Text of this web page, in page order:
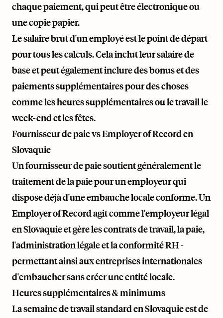
chaque paiement, qui peut être électronique ou
une copie papier.
Le salaire brut d'un employé est le point de départ
pour tous les calculs. Cela inclut leur salaire de
base et peut également inclure des bonus et des
paiements supplémentaires pour des choses
comme les heures supplémentaires ou le travail le
week-end et les fêtes.
Fournisseur de paie vs Employer of Record en
Slovaquie
Un fournisseur de paie soutient généralement le
traitement de la paie pour un employeur qui
dispose déjà d'une embauche locale conforme. Un
Employer of Record agit comme l'employeur légal
en Slovaquie et gère les contrats de travail, la paie,
l'administration légale et la conformité RH -
permettant ainsi aux entreprises internationales
d'embaucher sans créer une entité locale.
Heures supplémentaires & minimums
La semaine de travail standard en Slovaquie est de